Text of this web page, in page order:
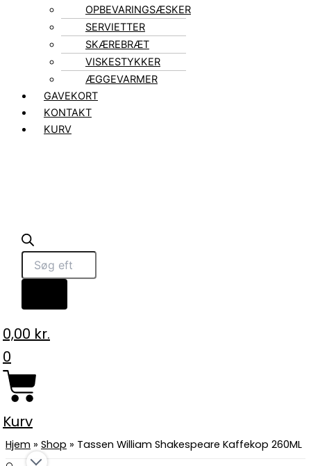
OPBEVARINGSÆSKER
SERVIETTER
SKÆREBRÆT
VISKESTYKKER
ÆGGEVARMER
GAVEKORT
KONTAKT
KURV
0,00 kr.
0
Kurv
Hjem » Shop » Tassen William Shakespeare Kaffekop 260ML